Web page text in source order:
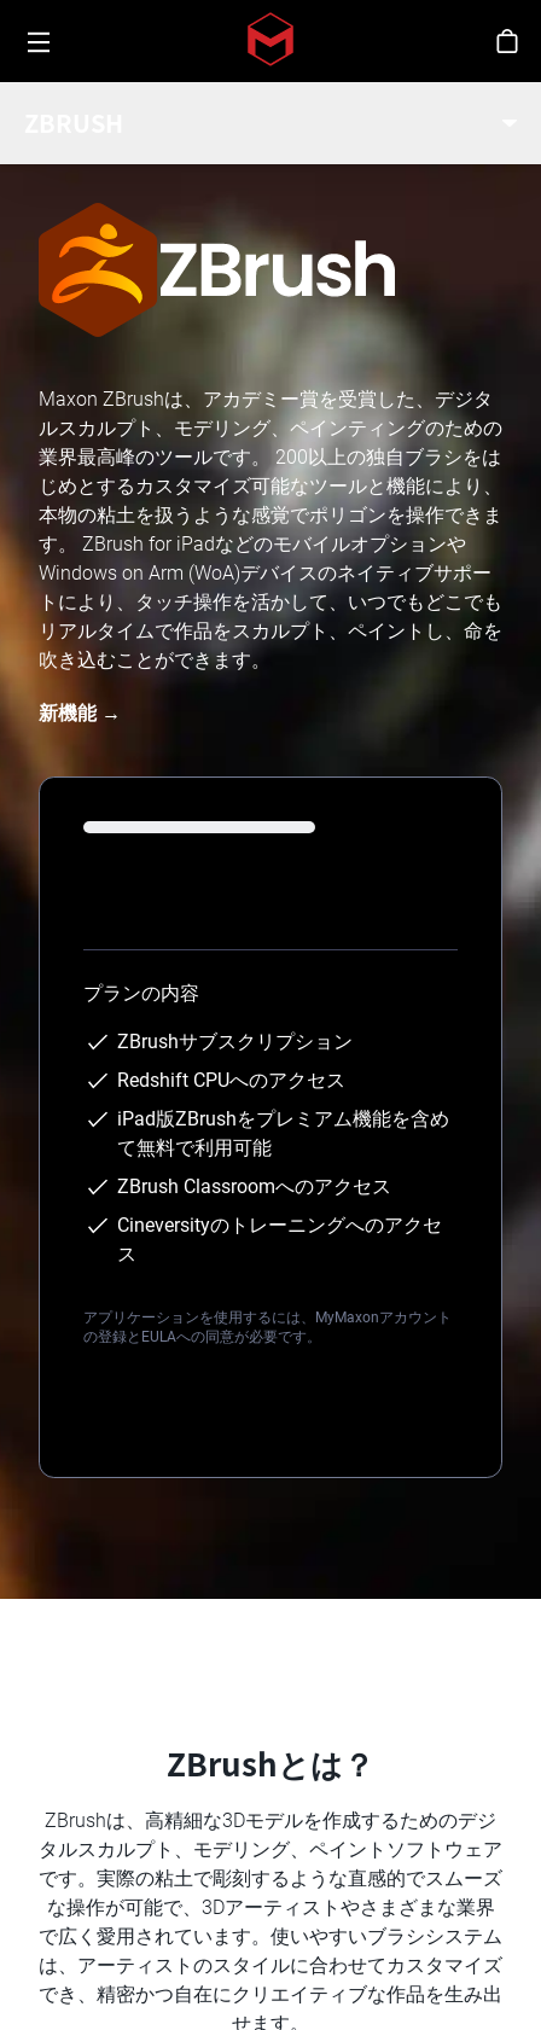
Skip to main content
Toggle menu
シ
Maxon ZBrushは、アカデミー賞を受賞した、デジタ
ルスカルプト、モデリング、ペインティングのための
業界最高峰のツールです。 200以上の独自ブラシをは
じめとするカスタマイズ可能なツールと機能により、
本物の粘土を扱うような感覚でポリゴンを操作できま
す。 ZBrush for iPadなどのモバイルオプションや
Windows on Arm (WoA)デバイスのネイティブサポー
トにより、タッチ操作を活かして、いつでもどこでも
リアルタイムで作品をスカルプト、ペイントし、命を
吹き込むことができます。
新機能 →
プランの内容
ZBrushサブスクリプション
Redshift CPUへのアクセス
iPad版ZBrushをプレミアム機能を含め
て無料で利用可能
ZBrush Classroomへのアクセス
Cineversityのトレーニングへのアクセ
ス
アプリケーションを使用するには、MyMaxonアカウント
の登録とEULAへの同意が必要です。
ZBrushとは？
ZBrushは、高精細な3Dモデルを作成するためのデジ
タルスカルプト、モデリング、ペイントソフトウェア
です。実際の粘土で彫刻するような直感的でスムーズ
な操作が可能で、3Dアーティストやさまざまな業界
で広く愛用されています。使いやすいブラシシステム
は、アーティストのスタイルに合わせてカスタマイズ
でき、精密かつ自在にクリエイティブな作品を生み出
せます。